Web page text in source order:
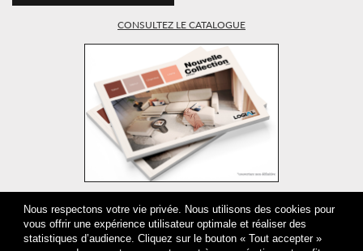
Nous respectons votre vie privée. Nous utilisons des cookies pour
vous offrir une expérience utilisateur optimale et réaliser des
statistiques d’audience. Cliquez sur le bouton « Tout accepter »
CONSULTEZ LE CATALOGUE
DÉCOUVRIR
HORAIRES D’OUVERTURE